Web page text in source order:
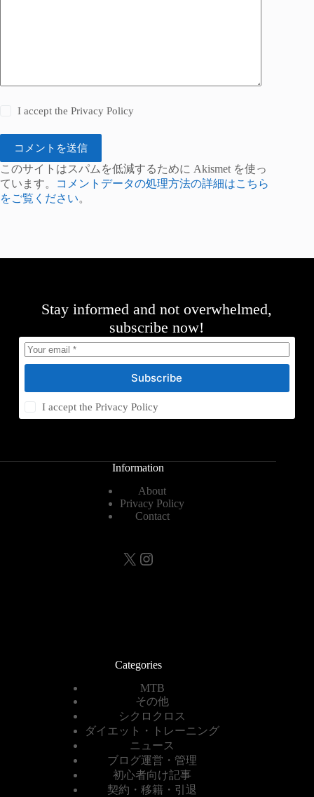
I accept thePrivacy Policy
コメントを送信
このサイトはスパムを低減するために Akismet を使っ
ています。
コメントデータの処理方法の詳細はこちら
をご覧ください。
Stay informed and not overwhelmed,
subscribe now!
Subscribe
I accept thePrivacy Policy
Information
About
Privacy Policy
Contact
X Instagram
Categories
MTB
その他
シクロクロス
ダイエット・トレーニング
ニュース
ブログ運営・管理
初心者向け記事
契約・移籍・引退